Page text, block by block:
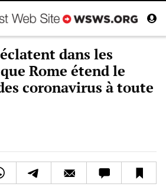
dans les
Rome étend le
coronavirus à toute